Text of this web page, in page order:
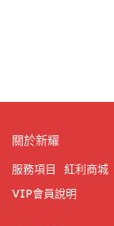
關於新耀
服務項目 紅利商城
VIP會員說明